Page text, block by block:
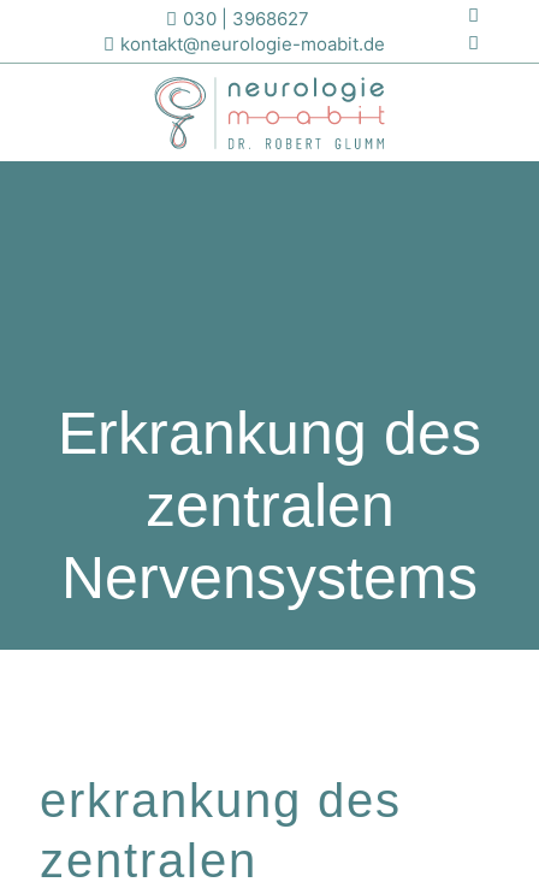
030 | 3968627
kontakt@neurologie-moabit.de
Erkrankung des
zentralen
Nervensystems
erkrankung des
zentralen